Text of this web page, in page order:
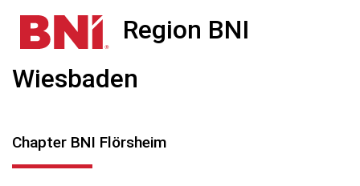
Region BNI
Wiesbaden
Chapter BNI Flörsheim